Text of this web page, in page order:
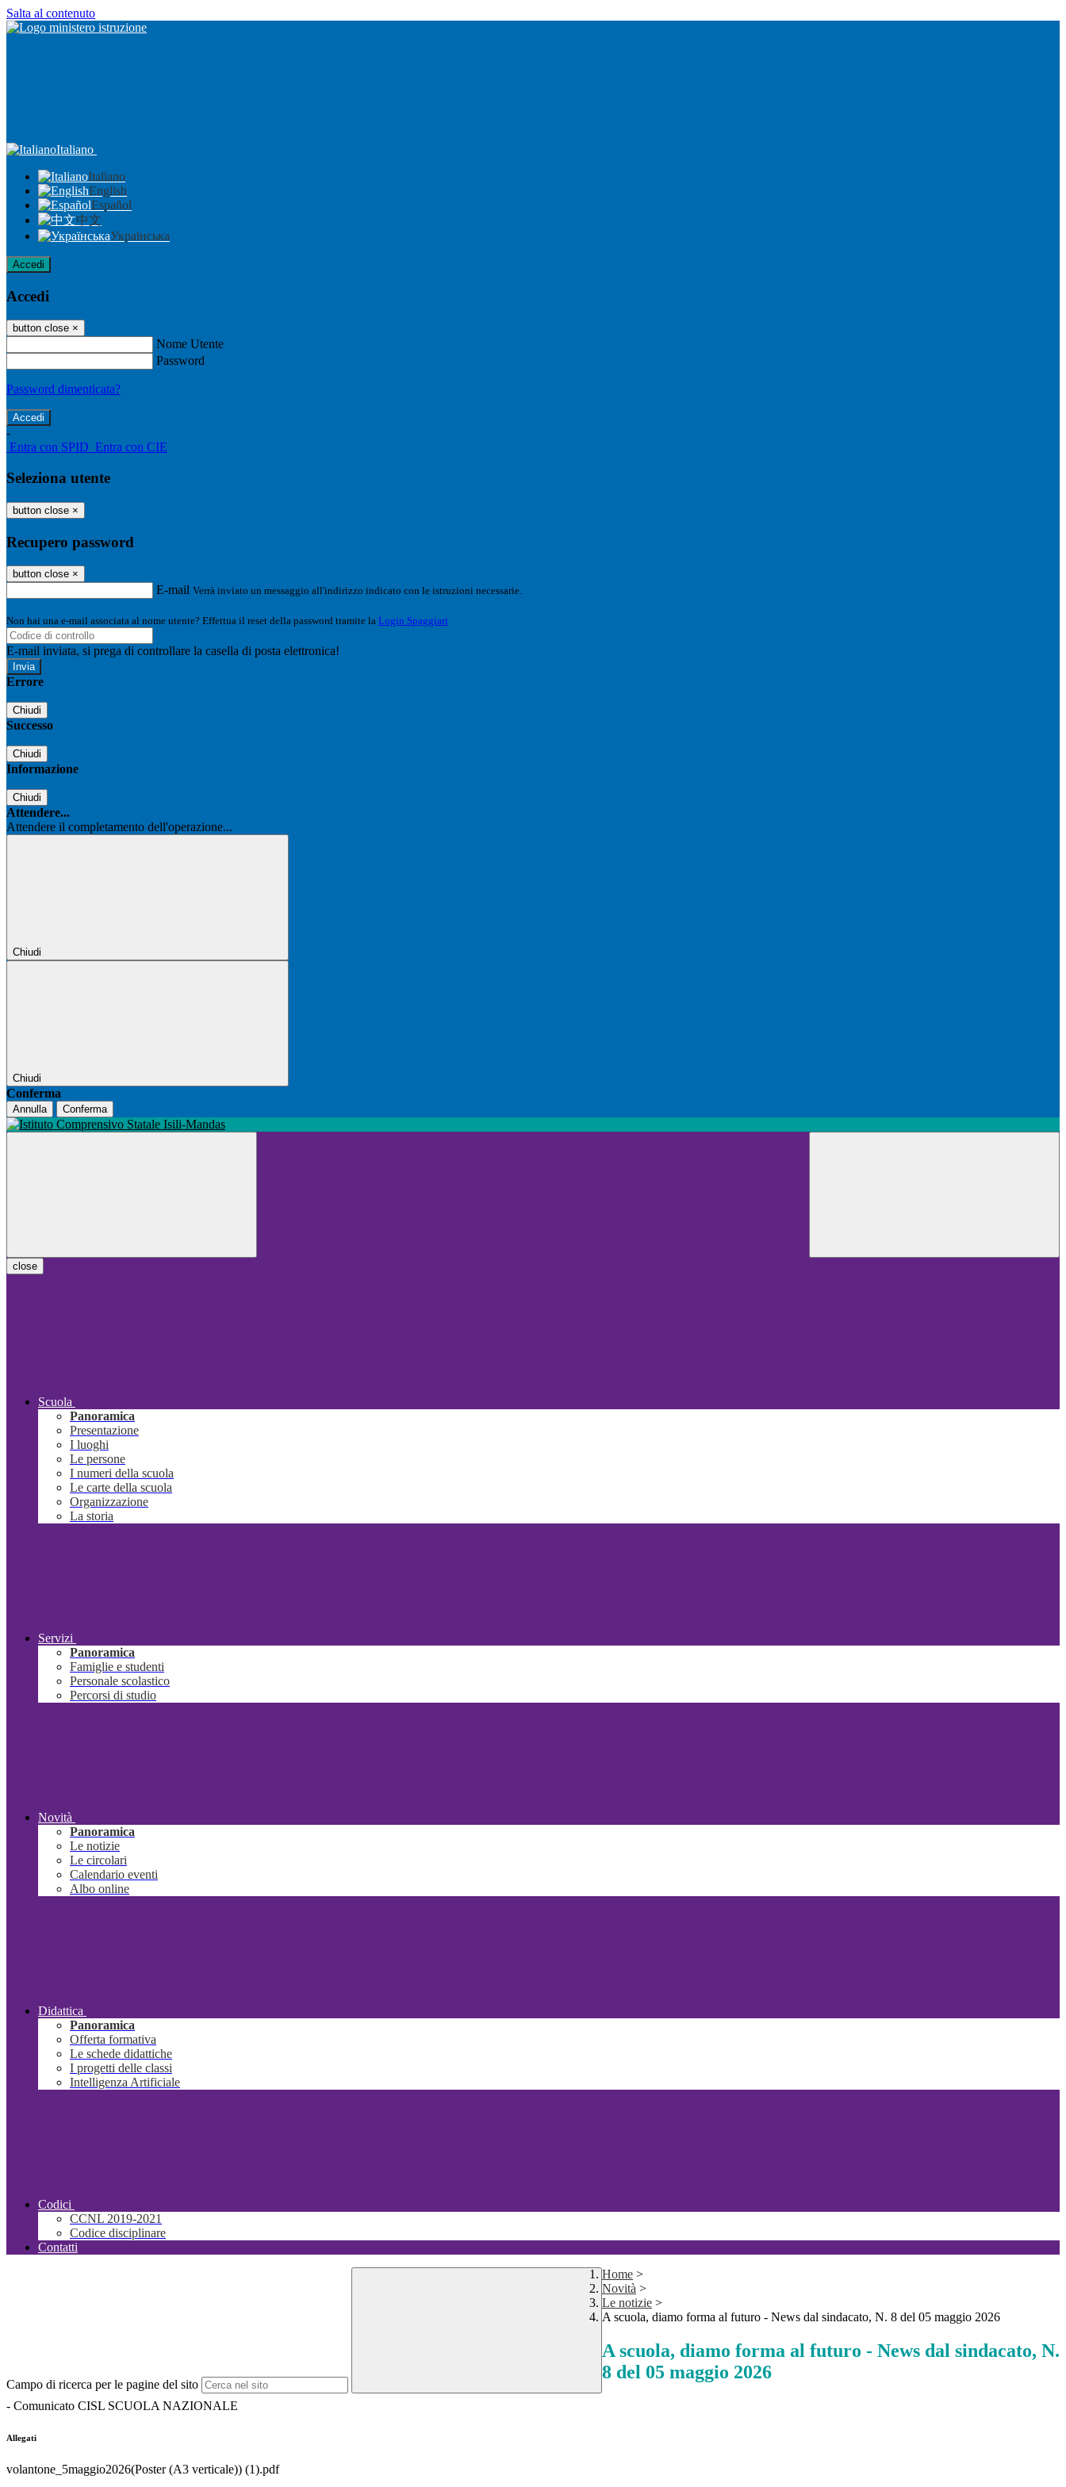
Salta al contenuto
Italiano
Italiano
English
Español
中文
Українська
Accedi
Accedi
button close ×
Nome Utente
Password
Password dimenticata?
-
Entra con SPID Entra con CIE
Seleziona utente
button close ×
Recupero password
button close ×
E-mail Verrà inviato un messaggio all'indirizzo indicato con le istruzioni necessarie.
Non hai una e-mail associata al nome utente? Effettua il reset della password tramite la Login Spaggiari
E-mail inviata, si prega di controllare la casella di posta elettronica!
Errore
Chiudi
Successo
Chiudi
Informazione
Chiudi
Attendere...
Attendere il completamento dell'operazione...
Chiudi
Chiudi
Conferma
Annulla Conferma
close
Scuola
Panoramica
Presentazione
I luoghi
Le persone
I numeri della scuola
Le carte della scuola
Organizzazione
La storia
Servizi
Panoramica
Famiglie e studenti
Personale scolastico
Percorsi di studio
Novità
Panoramica
Le notizie
Le circolari
Calendario eventi
Albo online
Didattica
Panoramica
Offerta formativa
Le schede didattiche
I progetti delle classi
Intelligenza Artificiale
Codici
CCNL 2019-2021
Codice disciplinare
Contatti
Campo di ricerca per le pagine del sito
Home >
Novità >
Le notizie >
A scuola, diamo forma al futuro - News dal sindacato, N. 8 del 05 maggio 2026
A scuola, diamo forma al futuro - News dal sindacato, N.
8 del 05 maggio 2026
- Comunicato CISL SCUOLA NAZIONALE
Allegati
volantone_5maggio2026(Poster (A3 verticale)) (1).pdf